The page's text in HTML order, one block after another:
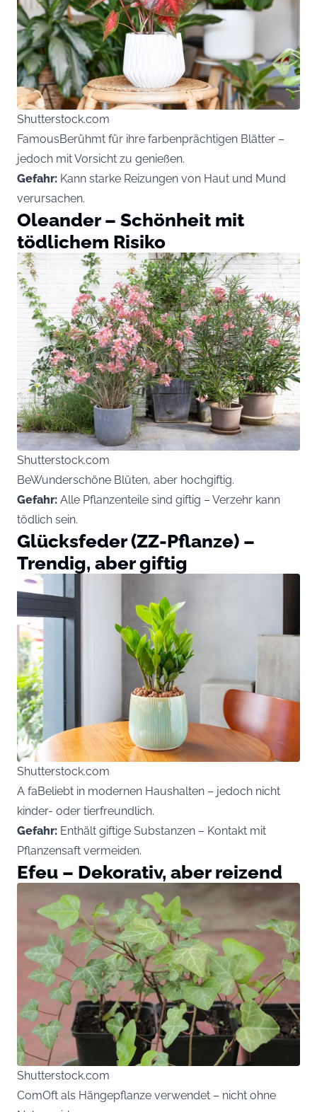
Shutterstock.com
FamousBerühmt für ihre farbenprächtigen Blätter –
jedoch mit Vorsicht zu genießen.
Gefahr: Kann starke Reizungen von Haut und Mund
verursachen.
Oleander – Schönheit mit
tödlichem Risiko
Shutterstock.com
BeWunderschöne Blüten, aber hochgiftig.
Gefahr: Alle Pflanzenteile sind giftig – Verzehr kann
tödlich sein.
Glücksfeder (ZZ-Pflanze) –
Trendig, aber giftig
Shutterstock.com
A faBeliebt in modernen Haushalten – jedoch nicht
kinder- oder tierfreundlich.
Gefahr: Enthält giftige Substanzen – Kontakt mit
Pflanzensaft vermeiden.
Efeu – Dekorativ, aber reizend
Shutterstock.com
ComOft als Hängepflanze verwendet – nicht ohne